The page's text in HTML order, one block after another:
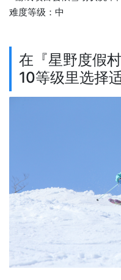
难度等级：中
在『星野度假
10等级里选择